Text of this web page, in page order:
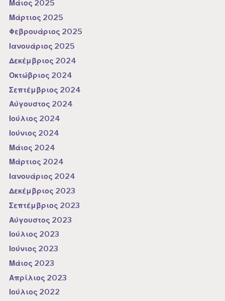
Μάιος 2025
Μάρτιος 2025
Φεβρουάριος 2025
Ιανουάριος 2025
Δεκέμβριος 2024
Οκτώβριος 2024
Σεπτέμβριος 2024
Αύγουστος 2024
Ιούλιος 2024
Ιούνιος 2024
Μάιος 2024
Μάρτιος 2024
Ιανουάριος 2024
Δεκέμβριος 2023
Σεπτέμβριος 2023
Αύγουστος 2023
Ιούλιος 2023
Ιούνιος 2023
Μάιος 2023
Απρίλιος 2023
Ιούλιος 2022